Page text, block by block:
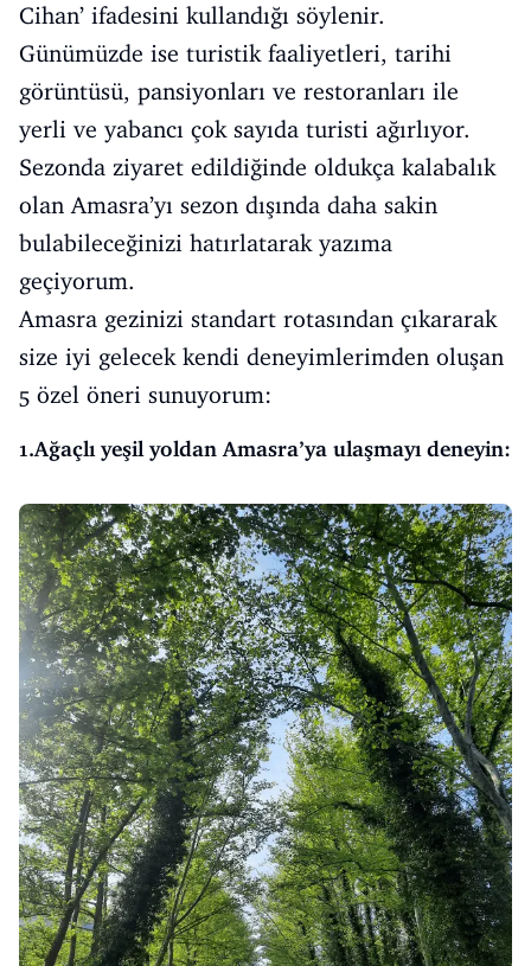
Cihan’ ifadesini kullandığı söylenir.
Günümüzde ise turistik faaliyetleri, tarihi
görüntüsü, pansiyonları ve restoranları ile
yerli ve yabancı çok sayıda turisti ağırlıyor.
Sezonda ziyaret edildiğinde oldukça kalabalık
olan Amasra’yı sezon dışında daha sakin
bulabileceğinizi hatırlatarak yazıma
geçiyorum.
Amasra gezinizi standart rotasından çıkararak
size iyi gelecek kendi deneyimlerimden oluşan
5 özel öneri sunuyorum:
1.Ağaçlı yeşil yoldan Amasra’ya ulaşmayı deneyin: